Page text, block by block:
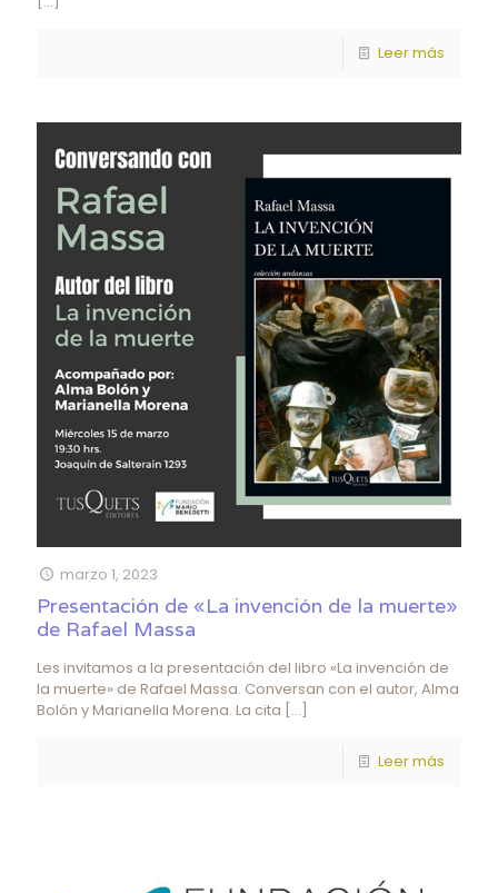
Leer más
marzo 1, 2023
Presentación de «La invención de la muerte»
de Rafael Massa
Les invitamos a la presentación del libro «La invención de
la muerte» de Rafael Massa. Conversan con el autor, Alma
Bolón y Marianella Morena. La cita […]
Leer más